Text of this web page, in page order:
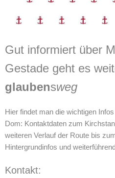
Gut informiert über
Gestade geht es
glaubensweg
Hier findet man die wichtigen
Dom: Kontaktdaten zum
weiteren Verlauf der Route bis
Hintergrundinfos und
Kontakt: